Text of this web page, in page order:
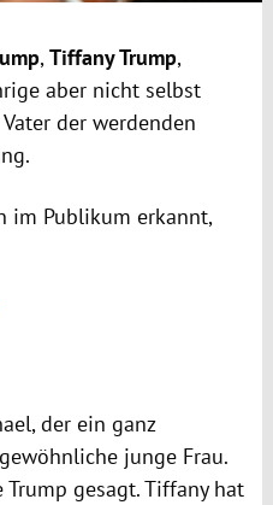
,Tiffany Trump,
aber nicht selbst
der werdenden
im Publikum erkannt,
der ein ganz
junge Frau.
gesagt. Tiffany hat